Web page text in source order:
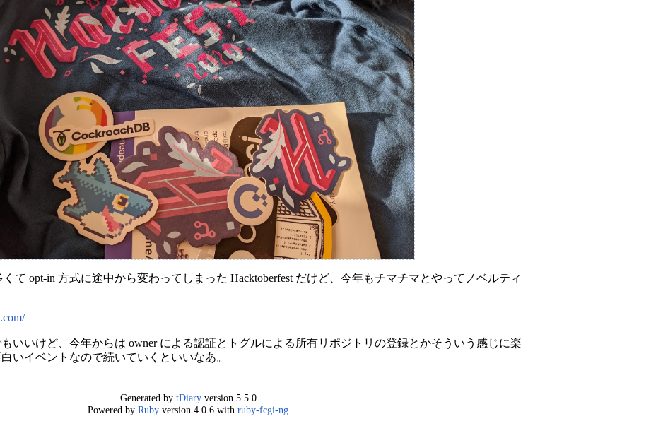
て opt-in 方式に途中から変わってしまった Hacktoberfest だけど、今年もチマチマとやってノベルティ
いいけど、今年からは owner による認証とトグルによる所有リポジトリの登録とかそういう感じに楽
いイベントなので続いていくといいなあ。
Generated by tDiaryversion 5.5.0
Powered by Ruby version 4.0.6 with ruby-fcgi-ng